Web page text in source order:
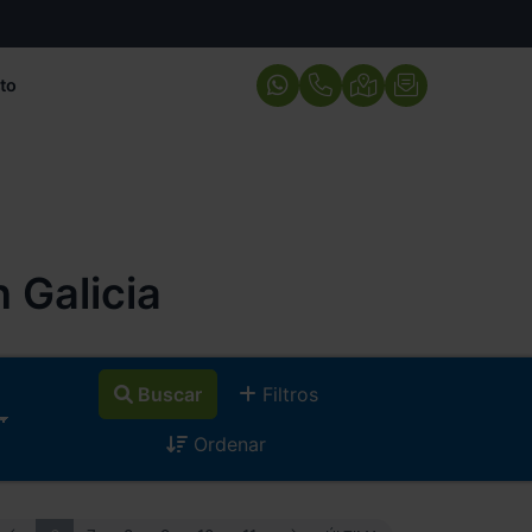
Galicia
Buscar Filtros
Ordenar